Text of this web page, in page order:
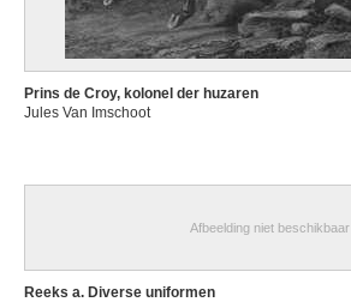
Prins de Croy, kolonel der huzaren
Jules Van Imschoot
Afbeelding niet beschikbaar
Reeks a. Diverse uniformen